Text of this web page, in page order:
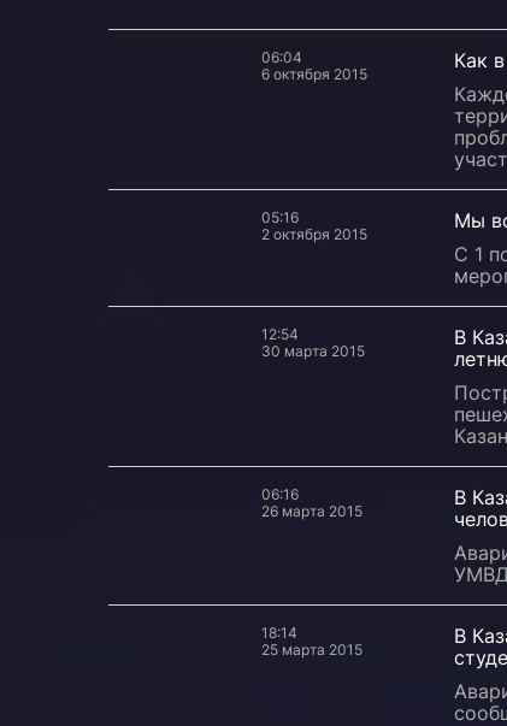
06:04
6 октября 2015
Как
05:16
2 октября 2015
Мы
С 1
12:54
30 марта 2015
В
06:16
26 марта 2015
В
УМВД
18:14
25 марта 2015
В